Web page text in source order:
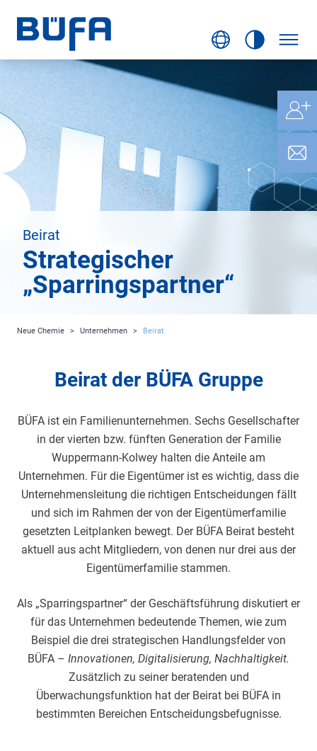
Beirat
Strategischer
„Sparringspartner“
Neue Chemie > Unternehmen > Beirat
Beirat der BÜFA Gruppe
BÜFA ist ein Familienunternehmen. Sechs Gesellschafter
in der vierten bzw. fünften Generation der Familie
Wuppermann-Kolwey halten die Anteile am
Unternehmen. Für die Eigentümer ist es wichtig, dass die
Unternehmensleitung die richtigen Entscheidungen fällt
und sich im Rahmen der von der Eigentümerfamilie
gesetzten Leitplanken bewegt. Der BÜFA Beirat besteht
aktuell aus acht Mitgliedern, von denen nur drei aus der
Eigentümerfamilie stammen.
Als „Sparringspartner“ der Geschäftsführung diskutiert er
für das Unternehmen bedeutende Themen, wie zum
Beispiel die drei strategischen Handlungsfelder von
BÜFA – Innovationen, Digitalisierung, Nachhaltigkeit.
Zusätzlich zu seiner beratenden und
Überwachungsfunktion hat der Beirat bei BÜFA in
bestimmten Bereichen Entscheidungsbefugnisse.